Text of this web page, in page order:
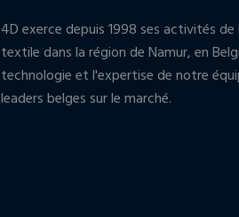
4D exerce depuis 1998 ses activités
textile dans la région de Namur, en
technologie et l'expertise de notre
leaders belges sur le marché.